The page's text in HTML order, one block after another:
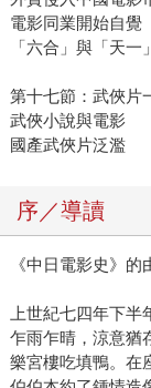
電影同業開始自覺
「六合」與「天一
第十七節：武俠片
武俠小說與電影
國產武俠片泛濫
序／導讀
《中日電影史》
上世紀七四年下
乍雨乍晴，涼意猶
樂宮樓吃填鴨。在